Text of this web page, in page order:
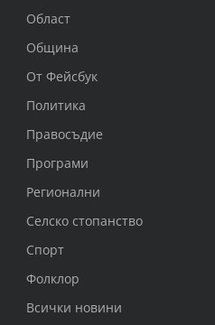
Област
Община
От Фейсбук
Политика
Правосъдие
Програми
Регионални
Селско стопанство
Спорт
Фолклор
Всички новини